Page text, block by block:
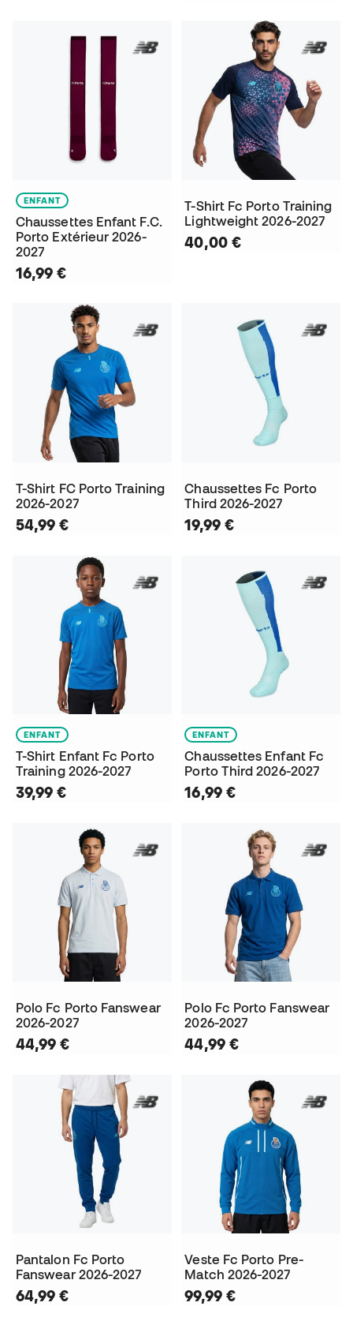
ENFANT
Chaussettes Enfant F.C.
Porto Extérieur 2026-
2027
16,99 €
T-Shirt Fc Porto Training
Lightweight 2026-2027
40,00 €
T-Shirt FC Porto Training
2026-2027
54,99 €
Chaussettes Fc Porto
Third 2026-2027
19,99 €
ENFANT
T-Shirt Enfant Fc Porto
Training 2026-2027
39,99 €
ENFANT
Chaussettes Enfant Fc
Porto Third 2026-2027
16,99 €
Polo Fc Porto Fanswear
2026-2027
44,99 €
Polo Fc Porto Fanswear
2026-2027
44,99 €
Pantalon Fc Porto
Fanswear 2026-2027
64,99 €
Veste Fc Porto Pre-
Match 2026-2027
99,99 €